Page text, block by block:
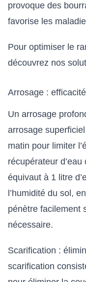
provoque des
favorise les
Pour optimiser le
découvrez nos
Arrosage :
Un arrosage
arrosage
matin pour limiter
récupérateur
équivaut à 1 litre
l’humidité du sol,
pénètre facilement
nécessaire.
Scarification :
scarification